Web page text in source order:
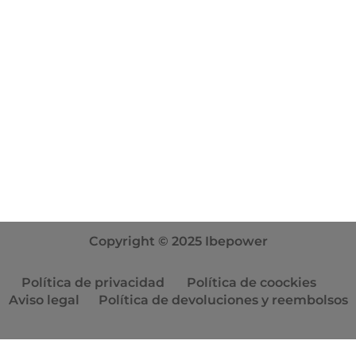
Copyright © 2025 Ibepower
Política de privacidad
Política de coockies
Aviso legal
Política de devoluciones y reembolsos